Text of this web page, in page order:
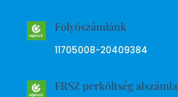
Folyószámlánk
11705008-20409384
FRSZ perköltség alszámla